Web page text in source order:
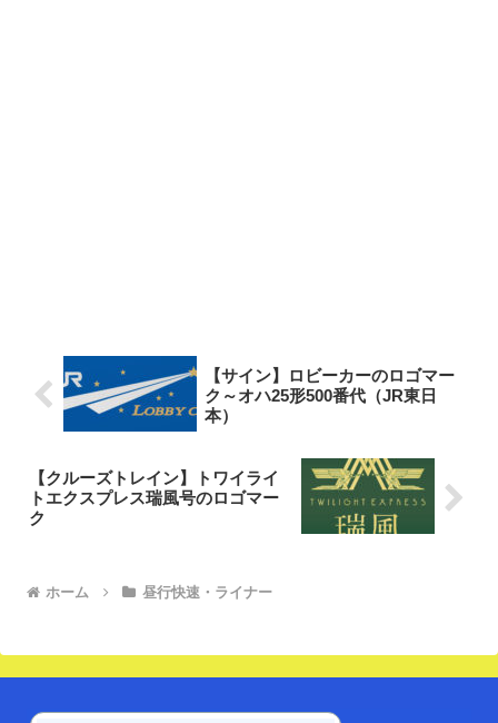
【サイン】ロビーカーのロゴマー
ク～オハ25形500番代（JR東日
本）
【クルーズトレイン】トワイライ
トエクスプレス瑞風号のロゴマー
ク
ホーム 昼行快速・ライナー